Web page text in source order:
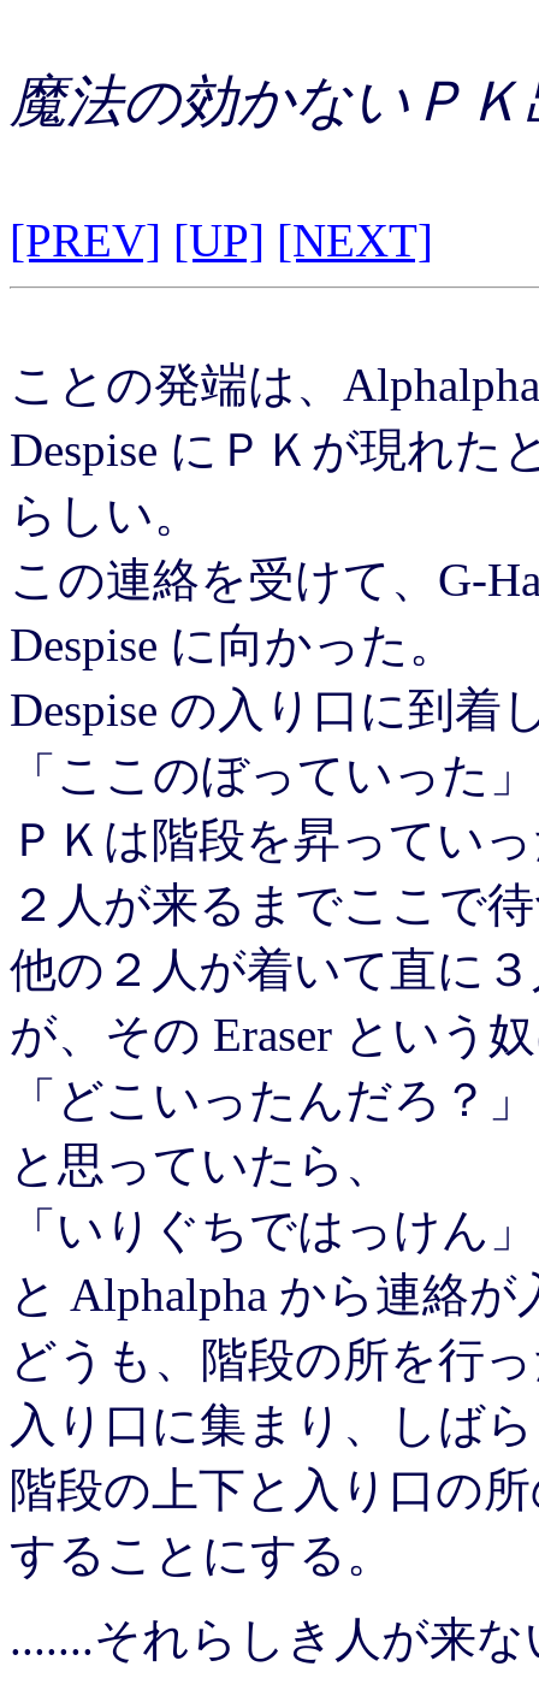
魔法の効かないＰ
[PREV] [UP] [NEXT]
ことの発端は、
Despise にＰＫが現れた
らしい。
この連絡を受けて、G-
Despise に向かった。
Despise の入り口に到着
「ここのぼっていった」
ＰＫは階段を昇ってい
２人が来るまでここで
他の２人が着いて直に
が、その Eraser という
「どこいったんだろ？」
と思っていたら、
「いりぐちではっけん」
と Alphalpha から連絡が
どうも、階段の所を行
入り口に集まり、しば
階段の上下と入り口の
することにする。
.......それらしき人が来な